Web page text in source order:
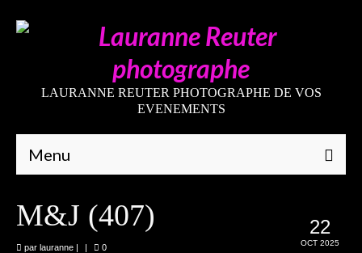
LAURANNE REUTER PHOTOGRAPHE DE VOS
EVENEMENTS
Menu
22
OCT 2025
M&J (407)
par lauranne | | 0